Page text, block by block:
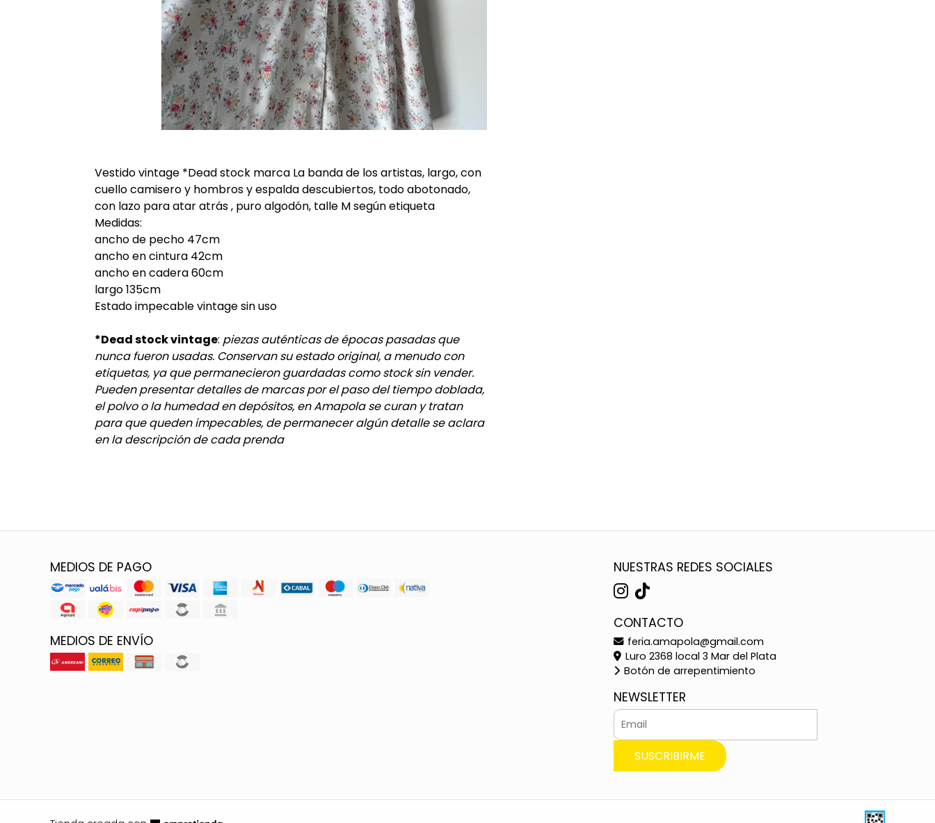
Vestido vintage *Dead stock marca La banda de los artistas, largo, con
cuello camisero y hombros y espalda descubiertos, todo abotonado,
con lazo para atar atrás , puro algodón, talle M según etiqueta
Medidas:
ancho de pecho 47cm
ancho en cintura 42cm
ancho en cadera 60cm
largo 135cm
Estado impecable vintage sin uso
*Dead stock vintage: piezas auténticas de épocas pasadas que
nunca fueron usadas. Conservan su estado original, a menudo con
etiquetas, ya que permanecieron guardadas como stock sin vender.
Pueden presentar detalles de marcas por el paso del tiempo doblada,
el polvo o la humedad en depósitos, en Amapola se curan y tratan
para que queden impecables, de permanecer algún detalle se aclara
en la descripción de cada prenda
MEDIOS DE PAGO
MEDIOS DE ENVÍO
NUESTRAS REDES SOCIALES
CONTACTO
feria.amapola@gmail.com
Luro 2368 local 3 Mar del Plata
Botón de arrepentimiento
NEWSLETTER
SUSCRIBIRME